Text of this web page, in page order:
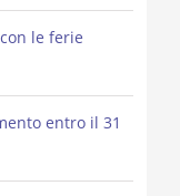
le ferie
entro il 31